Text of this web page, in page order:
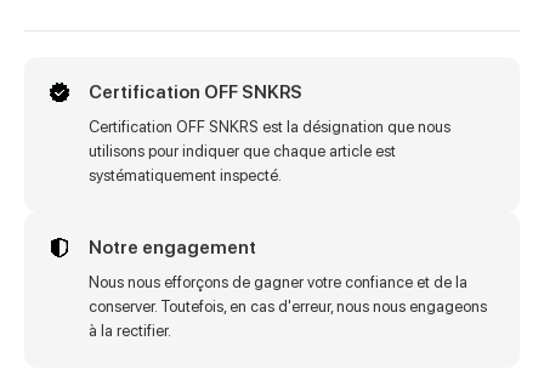
Certification OFF SNKRS
Certification OFF SNKRS est la désignation que nous
utilisons pour indiquer que chaque article est
systématiquement inspecté.
Notre engagement
Nous nous efforçons de gagner votre confiance et de la
conserver. Toutefois, en cas d'erreur, nous nous engageons
à la rectifier.